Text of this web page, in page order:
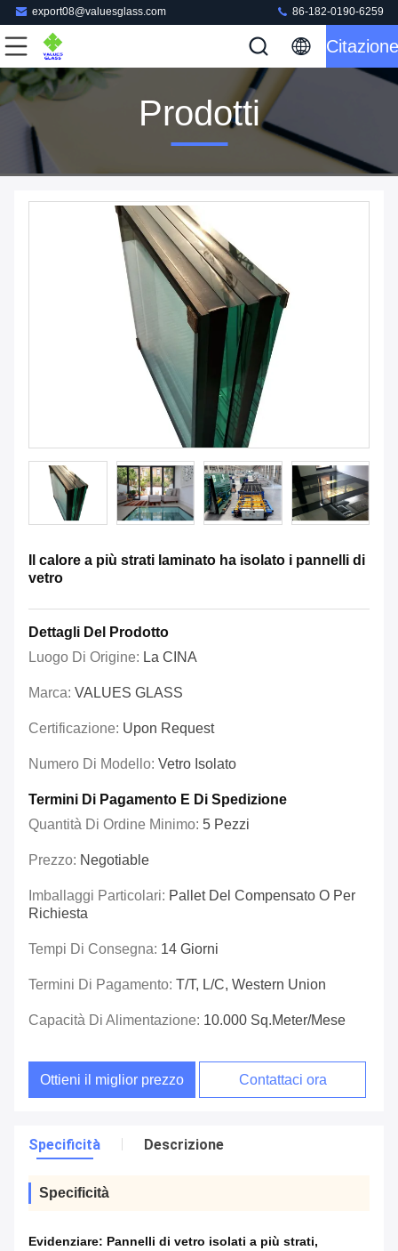
export08@valuesglass.com 86-182-0190-6259
Citazione
Prodotti
Il calore a più strati laminato ha isolato i pannelli di
vetro
Dettagli Del Prodotto
Luogo Di Origine: La CINA
Marca: VALUES GLASS
Certificazione: Upon Request
Numero Di Modello: Vetro Isolato
Termini Di Pagamento E Di Spedizione
Quantità Di Ordine Minimo: 5 Pezzi
Prezzo: Negotiable
Imballaggi Particolari: Pallet Del Compensato O Per
Richiesta
Tempi Di Consegna: 14 Giorni
Termini Di Pagamento: T/T, L/C, Western Union
Capacità Di Alimentazione: 10.000 Sq.meter/mese
Ottieni il miglior prezzo Contattaci ora
Specificità Descrizione
Specificità
Evidenziare: Pannelli di vetro isolati a più strati,